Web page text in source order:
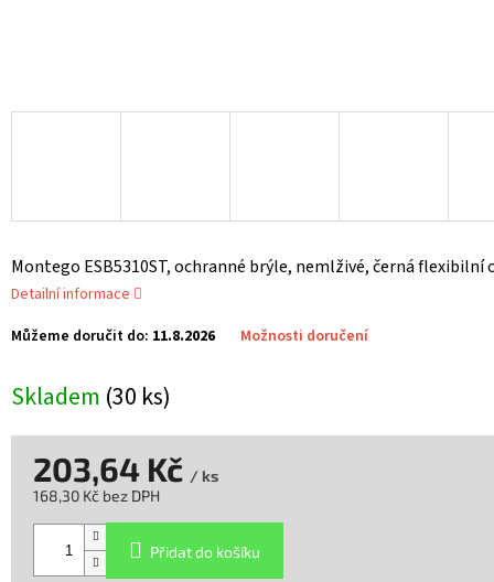
Skladem (30 ks)
Můžeme doručit do: 11.8.2026 Možnosti doručení
Montego ESB5310ST, ochranné brýle, nemlživé, černá flexibilní
Detailní informace
203,64 Kč / ks
168,30 Kč bez DPH
Přidat do košíku